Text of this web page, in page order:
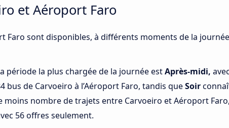
et Aéroport Faro
Faro sont disponibles, à différents moments de la
période la plus chargée de la journée estAprès-midi, avec
bus de Carvoeiro à l’Aéroport Faro, tandis queSoir
moins nombre de trajets entre Carvoeiro et Aéroport Faro,
56 offres seulement.